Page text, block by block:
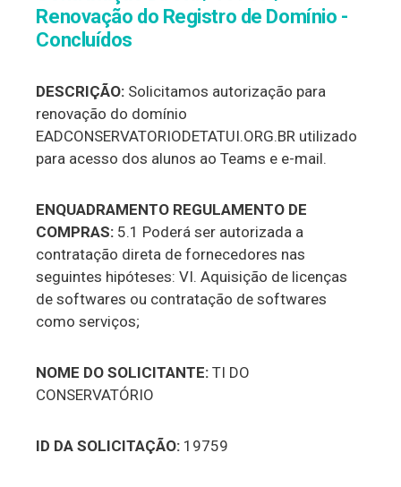
Renovação do Registro de Domínio -
Concluídos
DESCRIÇÃO: Solicitamos autorização para
renovação do domínio
EADCONSERVATORIODETATUI.ORG.BR utilizado
para acesso dos alunos ao Teams e e-mail.
ENQUADRAMENTO REGULAMENTO DE
COMPRAS: 5.1 Poderá ser autorizada a
contratação direta de fornecedores nas
seguintes hipóteses: VI. Aquisição de licenças
de softwares ou contratação de softwares
como serviços;
NOME DO SOLICITANTE: TI DO
CONSERVATÓRIO
ID DA SOLICITAÇÃO: 19759